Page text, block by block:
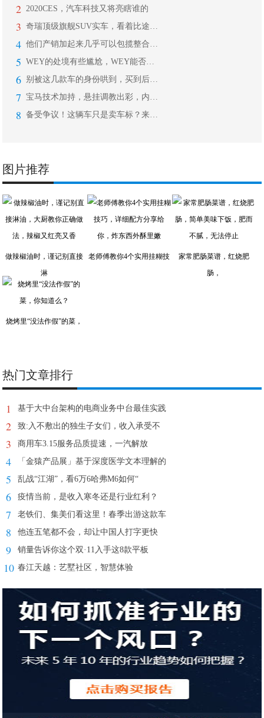
2 2020CES，汽车科技又将亮瞎谁的
3 奇瑞顶级旗舰SUV实车，看着比途昂都
4 他们产销加起来几乎可以包揽整合摩托车
5 WEY的处境有些尴尬，WEY能否凭借
6 别被这几款车的身份哄到，买到后你有可
7 宝马技术加持，悬挂调教出彩，内饰质感
8 备受争议！这辆车只是卖车标？来，带你
图片推荐
做辣椒油时，谨记别直接
淋
老师傅教你4个实用挂糊技
家常肥肠菜谱，红烧肥
肠，
烧烤里“没法作假”的菜，
热门文章排行
1 基于大中台架构的电商业务中台最佳实践
2 致:入不敷出的独生子女们，收入承受不
3 商用车3.15服务品质提速，一汽解放
4 「金猿产品展」基于深度医学文本理解的
5 乱战“江湖”，看6万6哈弗M6如何“
6 疫情当前，是收入寒冬还是行业红利？
7 老铁们、集美们看这里！春季出游这款车
8 他连五笔都不会，却让中国人打字更快
9 销量告诉你这个双·11入手这8款平板
10 春江天越：艺墅社区，智慧体验